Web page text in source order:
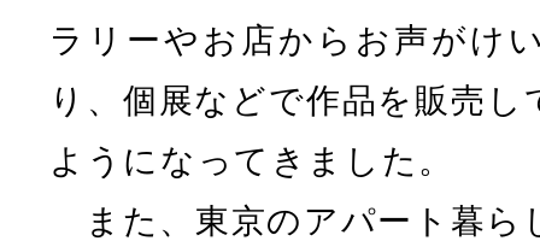
ラリーやお店からお声がけ
り、個展などで作品を販売
ようになってきました。
また、東京のアパート暮ら